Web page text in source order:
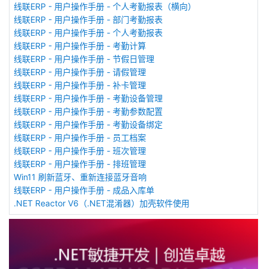
线联ERP - 用户操作手册 - 个人考勤报表（横向）
线联ERP - 用户操作手册 - 部门考勤报表
线联ERP - 用户操作手册 - 个人考勤报表
线联ERP - 用户操作手册 - 考勤计算
线联ERP - 用户操作手册 - 节假日管理
线联ERP - 用户操作手册 - 请假管理
线联ERP - 用户操作手册 - 补卡管理
线联ERP - 用户操作手册 - 考勤设备管理
线联ERP - 用户操作手册 - 考勤参数配置
线联ERP - 用户操作手册 - 考勤设备绑定
线联ERP - 用户操作手册 - 员工档案
线联ERP - 用户操作手册 - 班次管理
线联ERP - 用户操作手册 - 排班管理
Win11 刷新蓝牙、重新连接蓝牙音响
线联ERP - 用户操作手册 - 成品入库单
.NET Reactor V6（.NET混淆器）加壳软件使用